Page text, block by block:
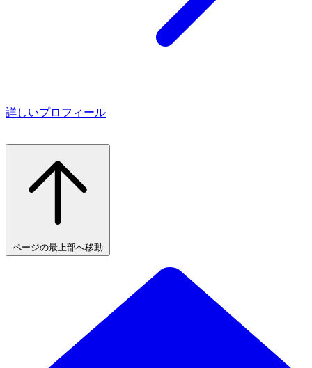
詳しいプロフィール
ページの最上部へ移動